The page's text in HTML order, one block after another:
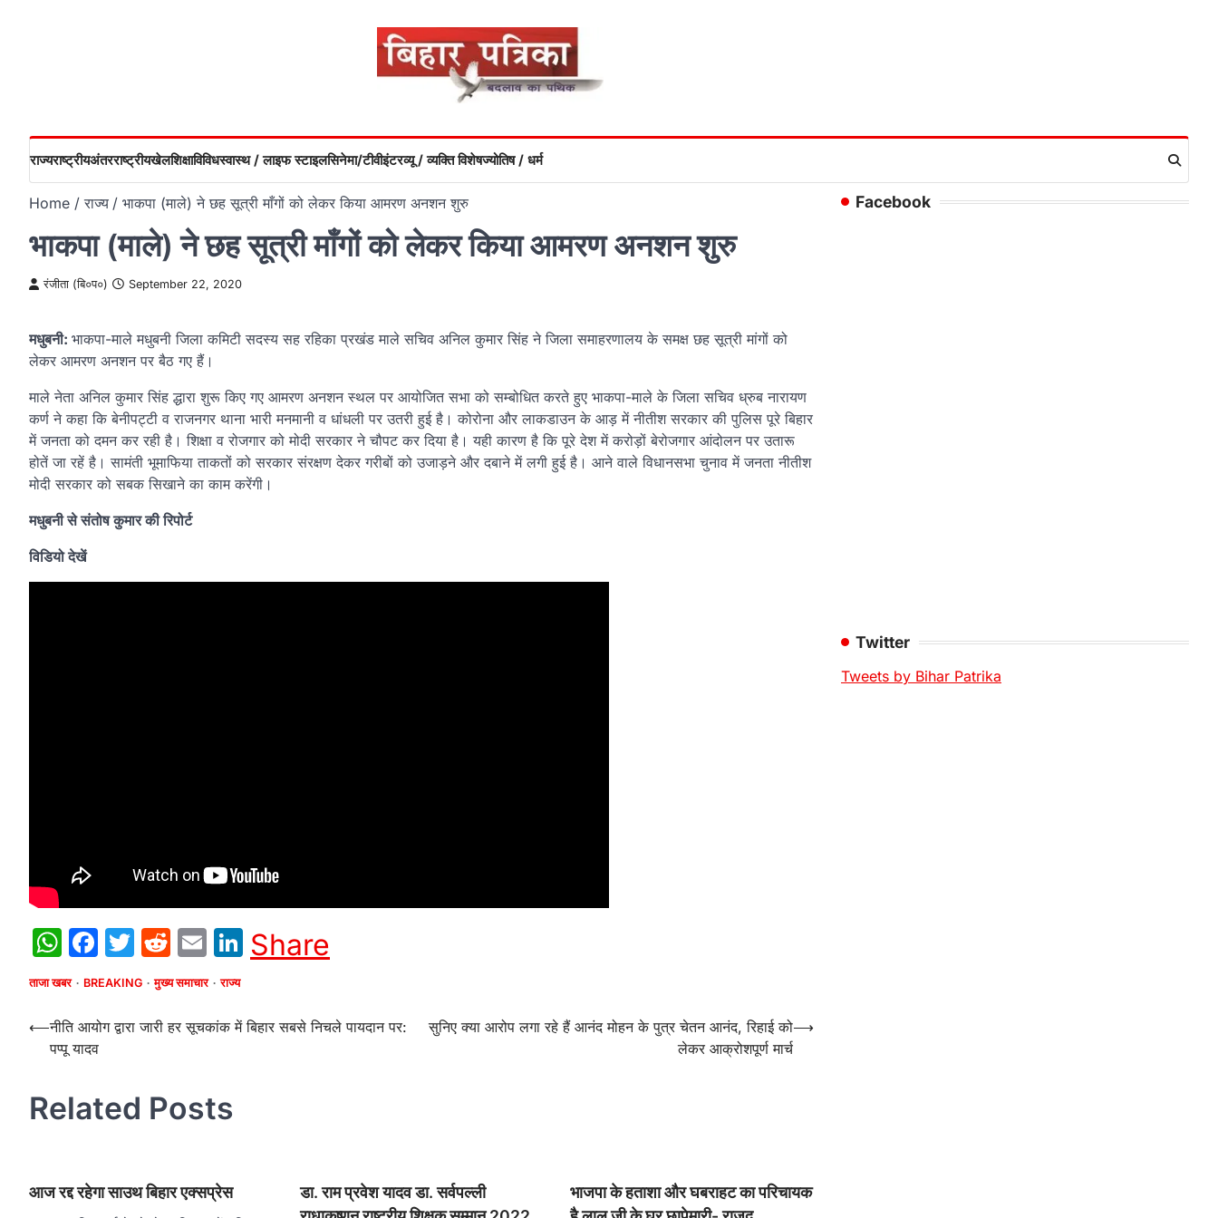
राज्यराष्ट्रीयअंतरराष्ट्रीयखेलशिक्षाविविधस्वास्थ / लाइफ स्टाइलसिनेमा/टीवीइंटरव्यू / व्यक्ति विशेषज्योतिष / धर्म
Home राज्य भाकपा (माले) ने छह सूत्री माँगों को लेकर किया आमरण अनशन शुरु
भाकपा (माले) ने छह सूत्री माँगों को लेकर किया आमरण अनशन शुरु
रंजीता (बि०प०) September 22, 2020
मधुबनी: भाकपा-माले मधुबनी जिला कमिटी सदस्य सह रहिका प्रखंड माले सचिव अनिल कुमार सिंह ने जिला समाहरणालय के समक्ष छह सूत्री मांगों को
लेकर आमरण अनशन पर बैठ गए हैं।
माले नेता अनिल कुमार सिंह द्धारा शुरू किए गए आमरण अनशन स्थल पर आयोजित सभा को सम्बोधित करते हुए भाकपा-माले के जिला सचिव ध्रुब नारायण
कर्ण ने कहा कि बेनीपट्टी व राजनगर थाना भारी मनमानी व धांधली पर उतरी हुई है। कोरोना और लाकडाउन के आड़ में नीतीश सरकार की पुलिस पूरे बिहार
में जनता को दमन कर रही है। शिक्षा व रोजगार को मोदी सरकार ने चौपट कर दिया है। यही कारण है कि पूरे देश में करोड़ों बेरोजगार आंदोलन पर उतारू
होतें जा रहें है। सामंती भूमाफिया ताकतों को सरकार संरक्षण देकर गरीबों को उजाड़ने और दबाने में लगी हुई है। आने वाले विधानसभा चुनाव में जनता नीतीश
मोदी सरकार को सबक सिखाने का काम करेंगी।
मधुबनी से संतोष कुमार की रिपोर्ट
विडियो देखें
WhatsApp
Facebook
Twitter
Reddit
EmailLinkedIn
Share
ताजा खबर BREAKING मुख्य समाचार राज्य
Post
navigation
⟵नीति आयोग द्वारा जारी हर सूचकांक में बिहार सबसे निचले पायदान पर:
पप्पू यादव
सुनिए क्या आरोप लगा रहे हैं आनंद मोहन के पुत्र चेतन आनंद, रिहाई को
लेकर आक्रोशपूर्ण मार्च
⟶
Related Posts
आज रद्द रहेगा साउथ बिहार एक्सप्रेस
डा. राम प्रवेश यादव डा. सर्वपल्ली
भाजपा के हताशा और घबराहट का परिचायक
Facebook
Twitter
Tweets by Bihar Patrika